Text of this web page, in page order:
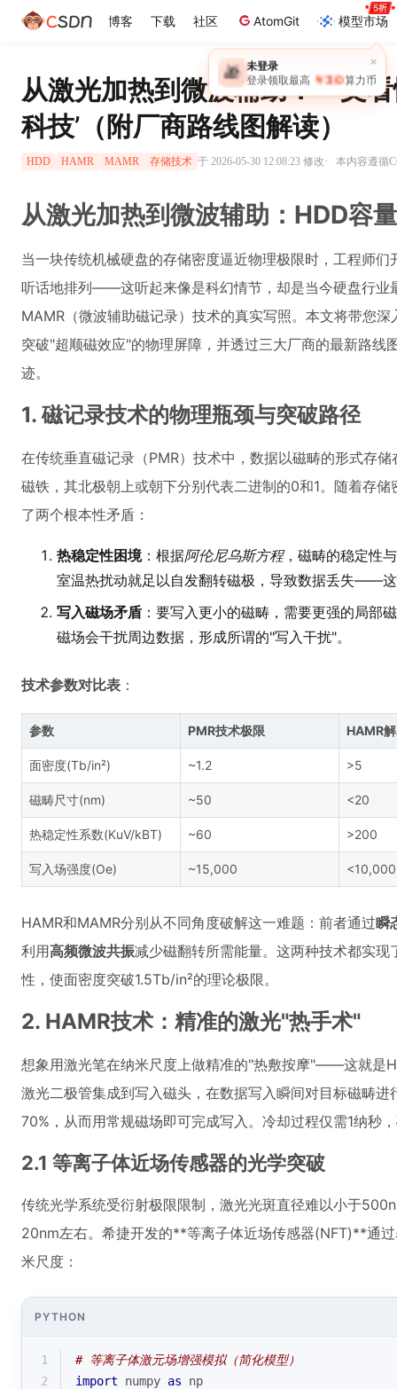
博客 下载 社区 AtomGit 模型市场
×
🎁 未登录
登录领取最高 ￥30 算力币
从激光加热到微波辅助：一文
科技’（附厂商路线图解读）
HDD HAMR MAMR 存储技术 于 2026-05-30 12:08:23 修改· 本内容遵循
从激光加热到微波辅助：HDD容
当一块传统机械硬盘的存储密度逼近物理极限时，工程师
听话地排列——这听起来像是科幻情节，却是当今硬盘行业
MAMR（微波辅助磁记录）技术的真实写照。本文将带您
突破"超顺磁效应"的物理屏障，并透过三大厂商的最新路线
迹。
1. 磁记录技术的物理瓶颈与突破路径
在传统垂直磁记录（PMR）技术中，数据以磁畴的形式存
磁铁，其北极朝上或朝下分别代表二进制的0和1。随着存
了两个根本性矛盾：
热稳定性困境：根据阿伦尼乌斯方程，磁畴的稳定性
室温热扰动就足以自发翻转磁极，导致数据丢失——
写入磁场矛盾 ：要写入更小的磁畴，需要更强的局部
磁场会干扰周边数据，形成所谓的"写入干扰"。
技术参数对比表 ：
参数 PMR技术极限 HAMR
面密度(Tb/in²) ~1.2 >5
磁畴尺寸(nm) ~50 <20
热稳定性系数(KuV/kBT) ~60 >200
写入场强度(Oe) ~15,000 <10,000
HAMR和MAMR分别从不同角度破解这一难题：前者通过瞬
利用高频微波共振减少磁翻转所需能量。这两种技术都实
性，使面密度突破1.5Tb/in²的理论极限。
2. HAMR技术：精准的激光"热手术"
想象用激光笔在纳米尺度上做精准的"热敷按摩"——这就是
激光二极管集成到写入磁头，在数据写入瞬间对目标磁畴
70%，从而用常规磁场即可完成写入。冷却过程仅需1纳秒
2.1 等离子体近场传感器的光学突破
传统光学系统受衍射极限限制，激光光斑直径难以小于
20nm左右。希捷开发的**等离子体近场传感器(NFT)**通
米尺度：
PYTHON
1
# 等离子体激元场增强模拟（简化模型）
2
import numpy as np